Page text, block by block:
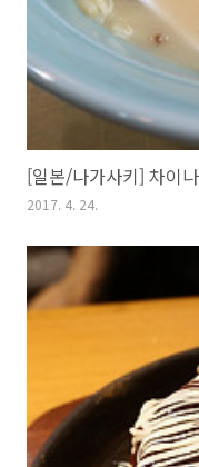
[일본/나가사키] 차이
2017. 4. 24.